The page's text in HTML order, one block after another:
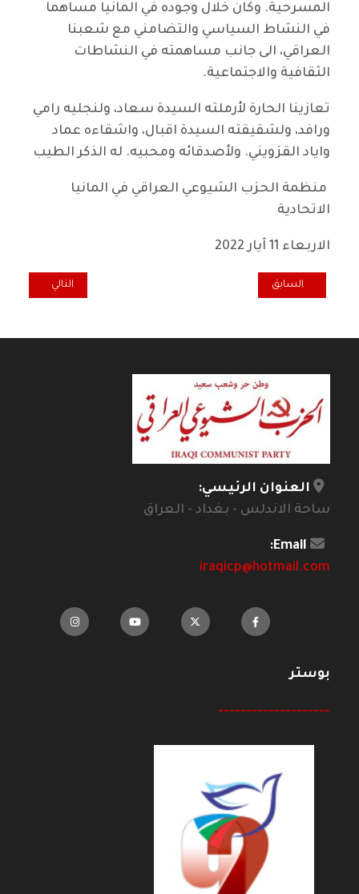
المسرحية. وكان خلال وجوده في المانيا مساهما
في النشاط السياسي والتضامني مع شعبنا
العراقي، الى جانب مساهمته في النشاطات
الثقافية والاجتماعية.
تعازينا الحارة لأرملته السيدة سعاد، ولنجليه رامي
ورافد، ولشقيقته السيدة اقبال، واشقاءه عماد
واياد القزويني. ولأصدقائه ومحبيه. له الذكر الطيب
منظمة الحزب الشيوعي العراقي في المانيا
الاتحادية
الاربعاء 11 آيار 2022
المقال السابق: تعزية منظمة الحزب في السويد للرفيق كامل حنتوش
السابق المقال التالي:
التالي
العنوان الرئيسي:
ساحة الاندلس - بغداد - العراق
Email:
iraqicp@hotmail.com
بوستر
--------------------